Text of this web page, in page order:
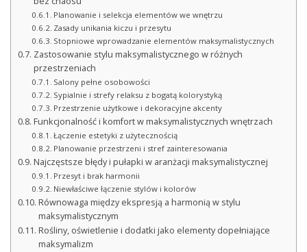
Planowanie i selekcja elementów we wnętrzu
Zasady unikania kiczu i przesytu
Stopniowe wprowadzanie elementów maksymalistycznych
Zastosowanie stylu maksymalistycznego w różnych
przestrzeniach
Salony pełne osobowości
Sypialnie i strefy relaksu z bogatą kolorystyką
Przestrzenie użytkowe i dekoracyjne akcenty
Funkcjonalność i komfort w maksymalistycznych wnętrzach
Łączenie estetyki z użytecznością
Planowanie przestrzeni i stref zainteresowania
Najczęstsze błędy i pułapki w aranżacji maksymalistycznej
Przesyt i brak harmonii
Niewłaściwe łączenie stylów i kolorów
Równowaga między ekspresją a harmonią w stylu
maksymalistycznym
Rośliny, oświetlenie i dodatki jako elementy dopełniające
maksymalizm